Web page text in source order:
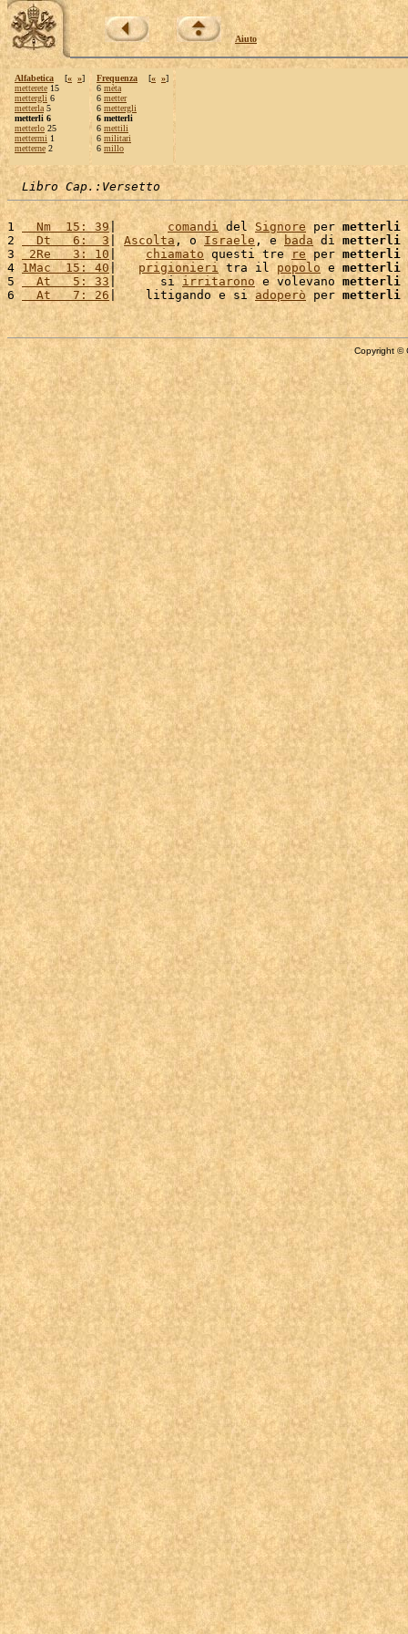
Aiuto
Alfabetica [« »]
metterete 15
mettergli 6
metterla 5
metterli 6
metterlo 25
mettermi 1
metterne 2
Frequenza [« »]
6 mèta
6 metter
6 mettergli
6 metterli
6 mettili
6 militari
6 millo
Libro Cap.:Versetto
1
  Nm  15: 39
| comandi del Signore per metterli
2
  Dt   6:  3
Ascolta , o Israele , e bada di metterli
3 2Re   3: 10 | chiamato questi tre re per metterli
4 1Mac  15: 40| prigionieri tra il popolo e metterli
5
  At   5: 33
|      si irritarono e volevano metterli
6
  At   7: 26
|    litigando e si adoperò per metterli
Copyright ©